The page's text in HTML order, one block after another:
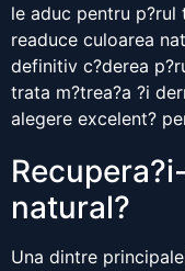
le aduc pentru p?rul
readuce culoarea
definitiv c?derea
trata m?trea?a ?i
alegere excelent?
natural?
Una dintre